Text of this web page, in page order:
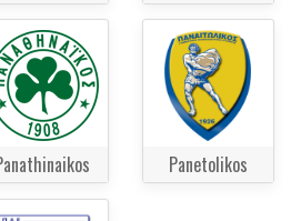
Panetolikos